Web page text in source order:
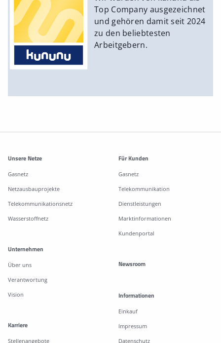
Top Company ausgezeichnet
und gehören damit seit 2024
zu den beliebtesten
Arbeitgebern.
Weitere Informationen
Unsere Netze
Gasnetz
Netzausbauprojekte
Telekommunikationsnetz
Wasserstoffnetz
Für Kunden
Gasnetz
Telekommunikation
Dienstleistungen
Marktinformationen
Kundenportal
Unternehmen
Über uns
Verantwortung
Vision
Karriere
Stellenangebote
Newsroom
Informationen
Einkauf
Impressum
Datenschutz